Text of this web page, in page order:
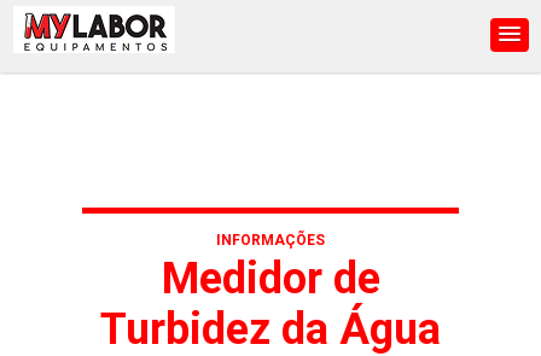
INFORMAÇÕES
Medidor de
Turbidez da Água